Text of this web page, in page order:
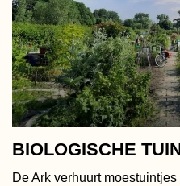
BIOLOGISCHE
De Ark verhuurt